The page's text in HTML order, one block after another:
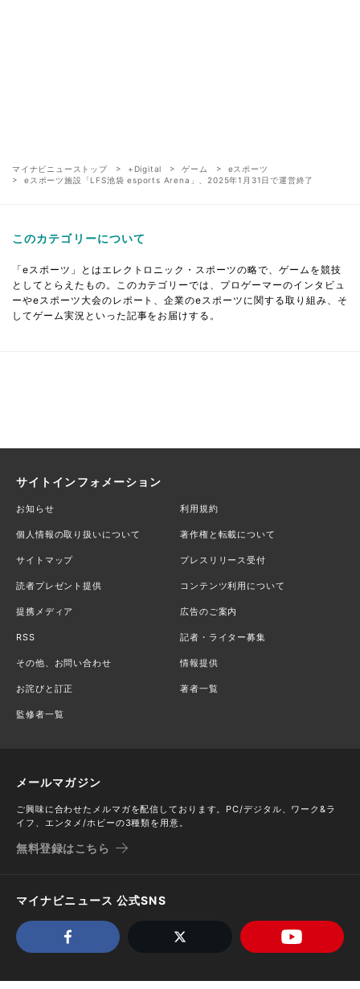
マイナビニューストップ +Digital ゲーム
eスポーツ
eスポーツ施設「LFS池袋 esports Arena」、2025年1月31日で運営終了
このカテゴリーについて
「eスポーツ」とはエレクトロニック・スポーツの略で、ゲームを競技
としてとらえたもの。このカテゴリーでは、プロゲーマーのインタビュ
ーやeスポーツ大会のレポート、企業のeスポーツに関する取り組み、そ
してゲーム実況といった記事をお届けする。
サイトインフォメーション
お知らせ 利用規約
個人情報の取り扱いについて 著作権と転載について
サイトマップ プレスリリース受付
読者プレゼント提供 コンテンツ利用について
提携メディア 広告のご案内
RSS 記者・ライター募集
その他、お問い合わせ 情報提供
お詫びと訂正 著者一覧
監修者一覧
メールマガジン
ご興味に合わせたメルマガを配信しております。PC/デジタル、ワーク&ラ
イフ、エンタメ/ホビーの3種類を用意。
無料登録はこちら
マイナビニュース 公式SNS